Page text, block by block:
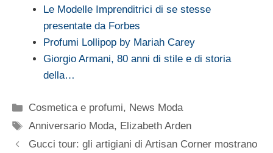
Le Modelle Imprenditrici di se stesse
presentate da Forbes
Profumi Lollipop by Mariah Carey
Giorgio Armani, 80 anni di stile e di storia
della…
Categorie
Cosmetica e profumi, News Moda
Tag
Anniversario Moda, Elizabeth Arden
Gucci tour: gli artigiani di Artisan Corner mostrano